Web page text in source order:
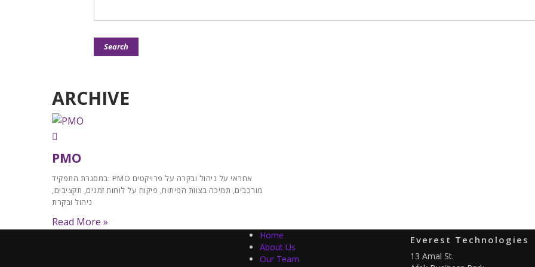
ARCHIVE
PMO
במסגרת התפקיד: PMO אחראי על ניהול ובקרה על פרויקטים
מורכבים, תמיכה בצוות הפיתוח, פיקוח על לוחות זמנים, תקציבים,
ניהול ובקרת
Read More »
Home
About Us
Our Team
Everest Technologies
13 Amal St.